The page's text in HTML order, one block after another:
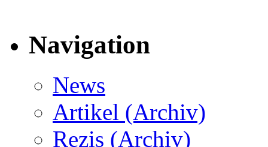
Navigation
News
Artikel (Archiv)
Rezis (Archiv)